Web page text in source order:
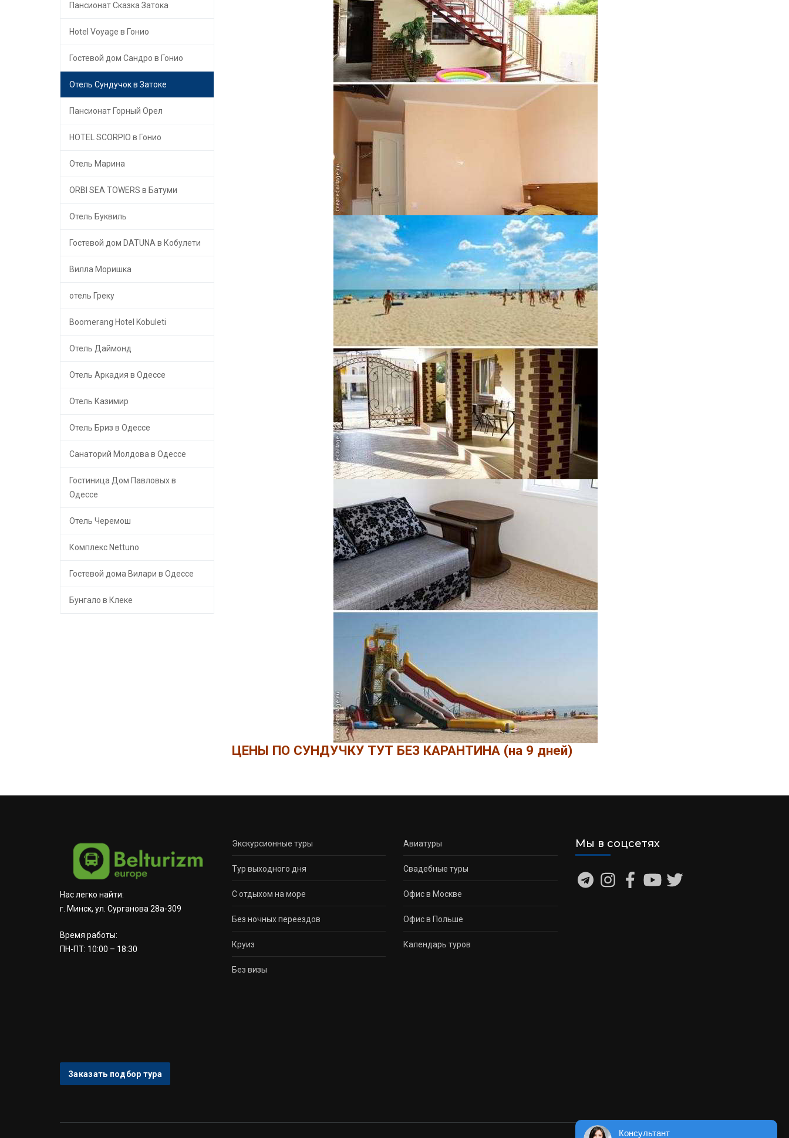
Пансионат Сказка Затока
Hotel Voyage в Гонио
Гостевой дом Сандро в Гонио
Отель Сундучок в Затоке
Пансионат Горный Орел
HOTEL SCORPIO в Гонио
Отель Марина
ORBI SEA TOWERS в Батуми
Отель Буквиль
Гостевой дом DATUNA в Кобулети
Вилла Моришка
отель Греку
Boomerang Hotel Kobuleti
Отель Даймонд
Отель Аркадия в Одессе
Отель Казимир
Отель Бриз в Одессе
Санаторий Молдова в Одессе
Гостиница Дом Павловых в
Одессе
Отель Черемош
Комплекс Nettuno
Гостевой дома Вилари в Одессе
Бунгало в Клеке
ЦЕНЫ ПО СУНДУЧКУ ТУТ БЕЗ КАРАНТИНА (на 9 дней)
Нас легко найти:
г. Минск, ул. Сурганова 28а-309
Время работы:
ПН-ПТ: 10:00 – 18:30
Заказать подбор тура
Экскурсионные туры
Тур выходного дня
С отдыхом на море
Без ночных переездов
Круиз
Без визы
Авиатуры
Свадебные туры
Офис в Москве
Офис в Польше
Календарь туров
Мы в соцсетях
Консультант